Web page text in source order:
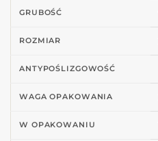
GRUBOŚĆ
ROZMIAR
ANTYPOŚLIZGOWOŚĆ
WAGA OPAKOWANIA
W OPAKOWANIU